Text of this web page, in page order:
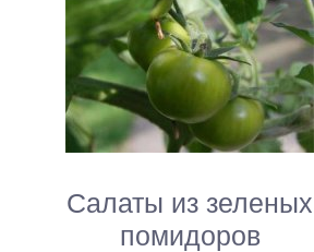
Салаты из зеленых
помидоров